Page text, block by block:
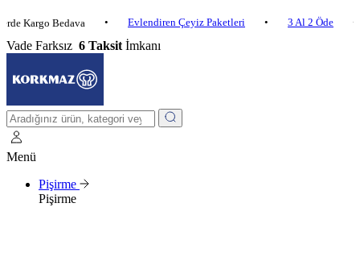
Bedava • Evlendiren Çeyiz Paketleri • 3 Al 2 Öde •
Vade Farksız 6 Taksit İmkanı
Menü
Pişirme
Pişirme